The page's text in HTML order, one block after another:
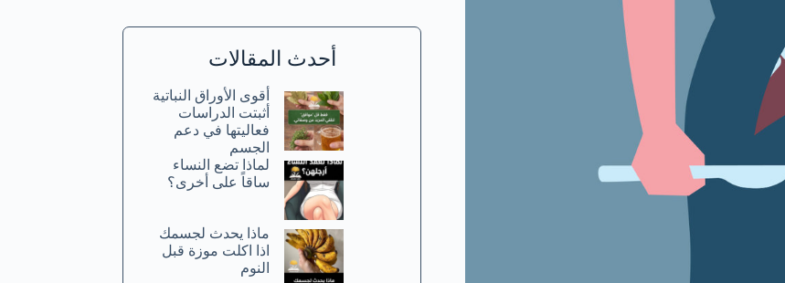
أحدث المقالات
أقوى الأوراق النباتية
أثبتت الدراسات
فعاليتها في دعم
الجسم
لماذا تضع النساء
ساقاً على أخرى؟
ماذا يحدث لجسمك
اذا اكلت موزة قبل
النوم